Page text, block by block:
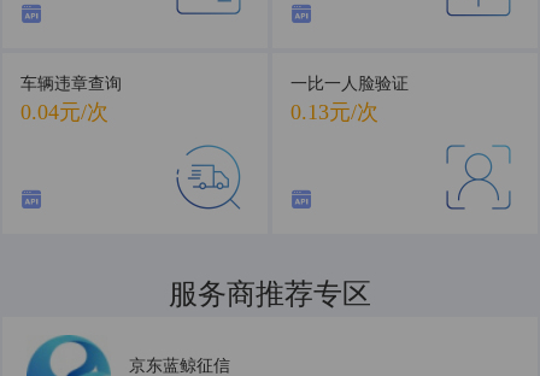
车辆违章查询
0.04元/次
一比一人脸验证
0.13元/次
服务商推荐专区
京东蓝鲸征信